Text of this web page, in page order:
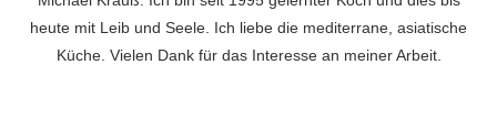
heute mit Leib und Seele. Ich liebe die mediterrane, asiatische
Küche. Vielen Dank für das Interesse an meiner Arbeit.